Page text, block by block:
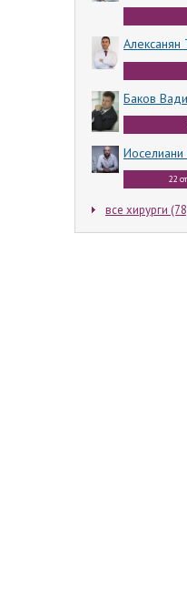
Алексанян
Баков
22
все хирурги